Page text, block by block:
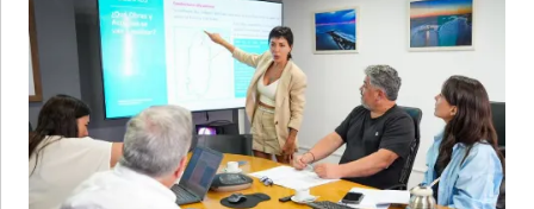
Sociedad